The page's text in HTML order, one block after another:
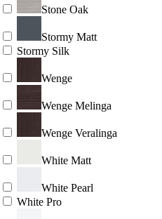
Stone Oak
Stormy Matt
Stormy Silk
Wenge
Wenge Melinga
Wenge Veralinga
White Matt
White Pearl
White Pro